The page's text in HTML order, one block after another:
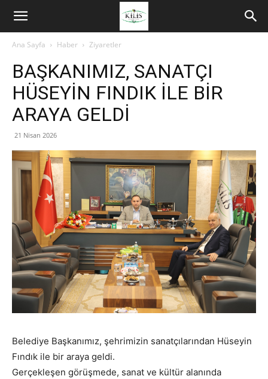
Ana Sayfa Haber Ziyaretler
BAŞKANIMIZ, SANATÇI
HÜSEYİN FINDIK İLE BİR
ARAYA GELDİ
21 Nisan 2026
Belediye Başkanımız, şehrimizin sanatçılarından Hüseyin
Fındık ile bir araya geldi.
Gerçekleşen görüşmede, sanat ve kültür alanında